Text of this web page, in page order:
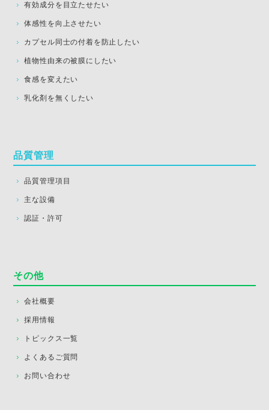
有効成分を目立たせたい
体感性を向上させたい
カプセル同士の付着を防止したい
植物性由来の被膜にしたい
食感を変えたい
乳化剤を無くしたい
品質管理
品質管理項目
主な設備
認証・許可
その他
会社概要
採用情報
トピックス一覧
よくあるご質問
お問い合わせ